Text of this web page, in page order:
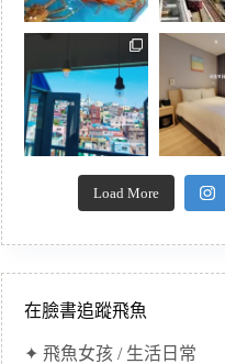
Load More
在臉書追蹤飛魚
✦ 飛魚女孩 / 生活日常